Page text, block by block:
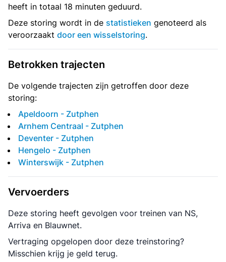
heeft in totaal 18 minuten geduurd.
Deze storing wordt in de statistieken genoteerd als
veroorzaakt door een wisselstoring.
Betrokken trajecten
De volgende trajecten zijn getroffen door deze
storing:
Apeldoorn - Zutphen
Arnhem Centraal - Zutphen
Deventer - Zutphen
Hengelo - Zutphen
Winterswijk - Zutphen
Vervoerders
Deze storing heeft gevolgen voor treinen van NS,
Arriva en Blauwnet.
Vertraging opgelopen door deze treinstoring?
Misschien krijg je geld terug.